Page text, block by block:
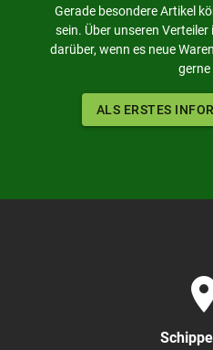
Gerade besondere Artikel
sein. Über unseren
darüber, wenn es neue
gerne
ALS ERSTES